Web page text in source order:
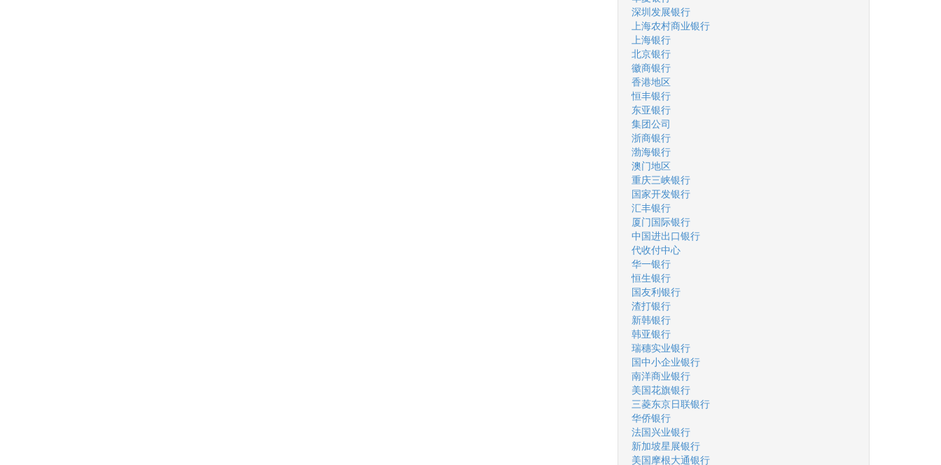
深圳发展银行
上海农村商业银行
上海银行
北京银行
徽商银行
香港地区
恒丰银行
东亚银行
集团公司
浙商银行
渤海银行
澳门地区
重庆三峡银行
国家开发银行
汇丰银行
厦门国际银行
中国进出口银行
代收付中心
华一银行
恒生银行
国友利银行
渣打银行
新韩银行
韩亚银行
瑞穗实业银行
国中小企业银行
南洋商业银行
美国花旗银行
三菱东京日联银行
华侨银行
法国兴业银行
新加坡星展银行
美国摩根大通银行